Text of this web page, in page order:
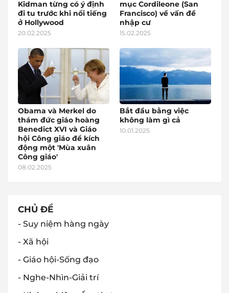
Kidman từng có ý định
đi tu trước khi nổi tiếng
ở Hollywood
20.02.2025
mục Cordileone (San
Francisco) về vấn đề
nhập cư
15.02.2025
Obama và Merkel do
thám đức giáo hoàng
Benedict XVI và Giáo
hội Công giáo để kích
động một 'Mùa xuân
Công giáo'
08.02.2025
Bắt đầu bằng việc
không làm gì cả
10.01.2025
CHỦ ĐỀ
- Suy niệm hàng ngày
- Xã hội
- Giáo hội-Sống đạo
- Nghe-Nhìn-Giải trí